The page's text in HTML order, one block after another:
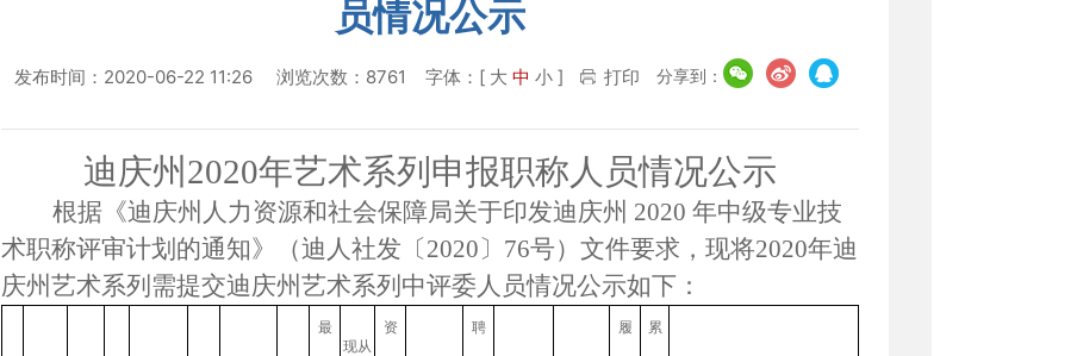
员情况公示
发布时间：2020-06-22 11:26 浏览次数：8761 字体：[ 大 中 小] 打印 分享到：
迪庆州 2020年艺术系列申报职称人员情况公示
根据《迪庆州人力资源和社会保障局关于印发迪庆州 2020 年中级专业技
术职称评审计划的通知》（迪人社发〔2020〕76号）文件要求，现将2020年迪
庆州艺术系列需提交迪庆州艺术系列中评委人员情况公示如下：
最
现从
资 聘 履 累